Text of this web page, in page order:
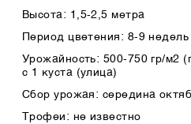
Высота: 1,5-2,5 метра
Период цветения: 8-9 недель
Урожайность: 500-750 гр/м2
с 1 куста (улица)
Сбор урожая: середина
Трофеи: не известно